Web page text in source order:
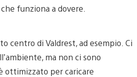
funziona a dovere.
centro di Valdrest, ad esempio. Ci
ma non ci sono
ottimizzato per caricare